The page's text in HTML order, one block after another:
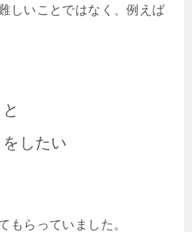
しいことではなく、例えば
したい
もらっていました。